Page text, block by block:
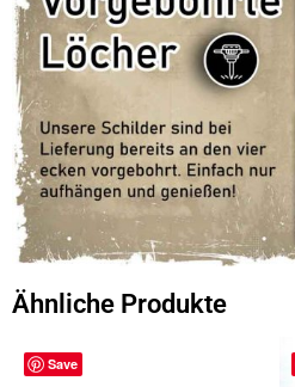
Ähnliche Produkte
Save